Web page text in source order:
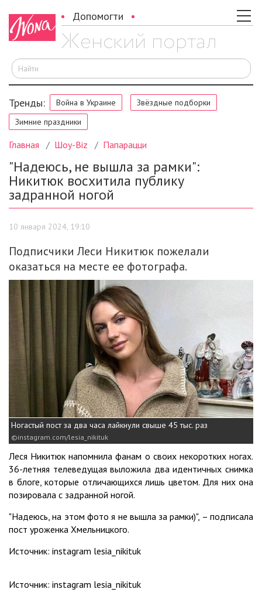
Допомогти
Тренды: Война в Украине
Звёздные подборки
Зимние праздники
Главная Шоу-Biz Папарацци
"Надеюсь, не вышла за рамки":
Никитюк восхитила публику
задранной ногой
10 января 2024, 19:10
Подписчики Леси Никитюк пожелали
оказаться на месте ее фотографа.
Ногастый пост за два часа лайкнули свыше 45 тыс. раз
instagram.com/lesia_nikituk
Леся Никитюк напомнила фанам о своих некоротких ногах.
36-летняя телеведущая выложила два идентичных снимка
в блоге, которые отличающихся лишь цветом. Для них она
позировала с задранной ногой.
"Надеюсь, на этом фото я не вышла за рамки)", – подписала
пост уроженка Хмельницкого.
Источник: instagram lesia_nikituk
Источник: instagram lesia_nikituk